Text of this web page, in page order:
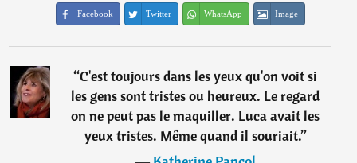
Facebook Twitter WhatsApp Image
“C'est toujours dans les yeux qu'on voit si
les gens sont tristes ou heureux. Le regard
on ne peut pas le maquiller. Luca avait les
yeux tristes. Même quand il souriait.”